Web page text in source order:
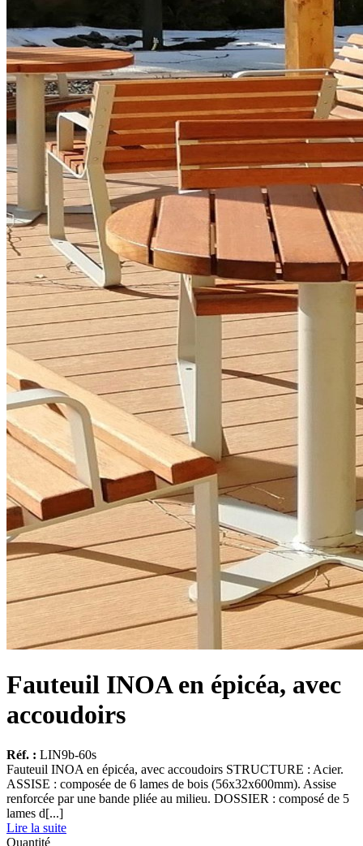
Fauteuil INOA en épicéa, avec
accoudoirs
Réf. : LIN9b-60s
Fauteuil INOA en épicéa, avec accoudoirs STRUCTURE : Acier.
ASSISE : composée de 6 lames de bois (56x32x600mm). Assise
renforcée par une bande pliée au milieu. DOSSIER : composé de 5
lames d[...]
Lire la suite
Quantité